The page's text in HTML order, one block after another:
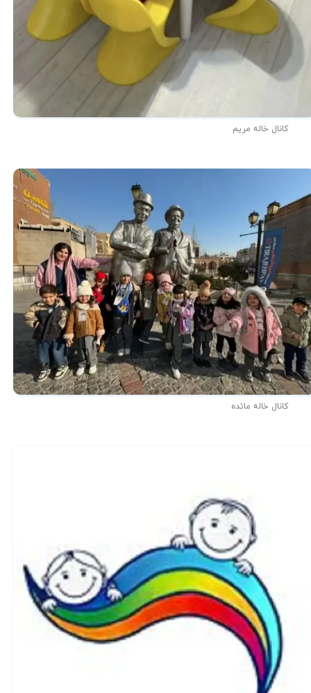
کانال خاله مریم
کانال خاله مائده